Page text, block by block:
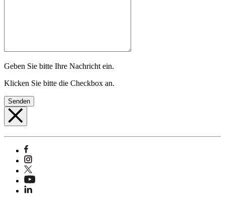
Geben Sie bitte Ihre Nachricht ein.
Klicken Sie bitte die Checkbox an.
Senden